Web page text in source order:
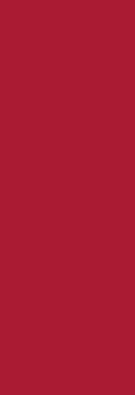
gefunden.